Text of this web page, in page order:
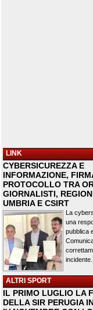
LINK
CYBERSICUREZZA E
INFORMAZIONE,
PROTOCOLLO TRA
GIORNALISTI,
UMBRIA E CSIRT
La
una
pubblica
incidente...
ALTRI SPORT
IL PRIMO LUGLIO LA
DELLA SIR PERUGIA